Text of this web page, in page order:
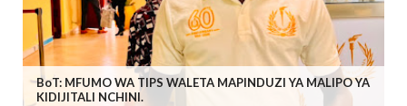
BoT: MFUMO WA TIPS WALETA MAPINDUZI YA MALIPO YA
KIDIJITALI NCHINI.